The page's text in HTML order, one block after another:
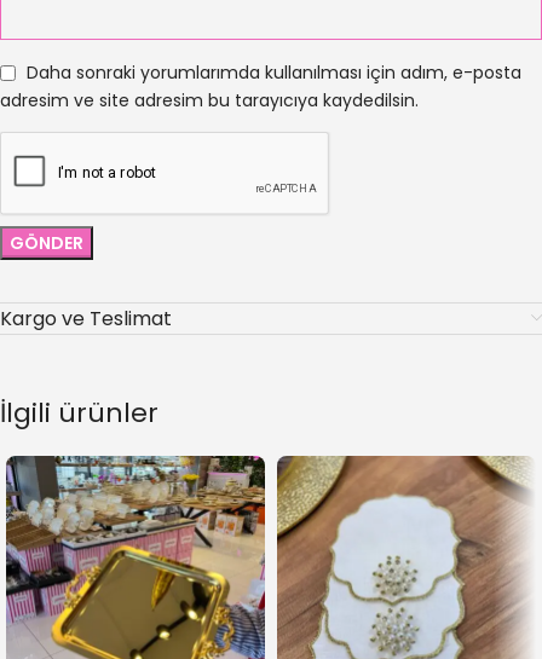
Daha sonraki yorumlarımda kullanılması için adım, e-posta
adresim ve site adresim bu tarayıcıya kaydedilsin.
Kargo ve Teslimat
İlgili ürünler